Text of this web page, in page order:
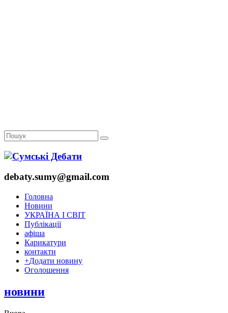
debaty.sumy@gmail.com
Головна
Новини
УКРАЇНА І СВІТ
Публікації
афіша
Карикатури
контакти
+Додати новину
Оголошення
новини